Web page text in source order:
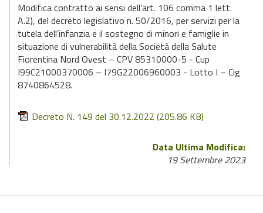
Modifica contratto ai sensi dell’art. 106 comma 1 lett.
A.2), del decreto legislativo n. 50/2016, per servizi per la
tutela dell’infanzia e il sostegno di minori e famiglie in
situazione di vulnerabilità della Società della Salute
Fiorentina Nord Ovest – CPV 85310000-5 - Cup
I99C21000370006 – I79G22006960003 - Lotto I – Cig
8740864528.
Decreto N. 149 del 30.12.2022 (205.86 KB)
Data Ultima Modifica:
19 Settembre 2023